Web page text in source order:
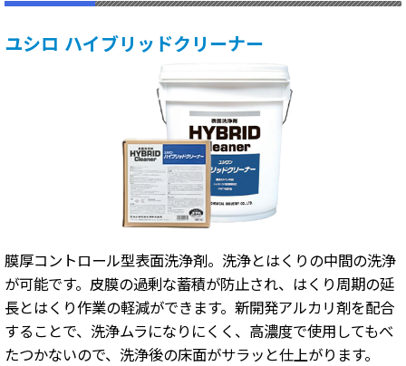
ユシロ ハイブリッドクリーナー
膜厚コントロール型表面洗浄剤。洗浄とはくりの中間の洗浄
が可能です。皮膜の過剰な蓄積が防止され、はくり周期の延
長とはくり作業の軽減ができます。新開発アルカリ剤を配合
することで、洗浄ムラになりにくく、高濃度で使用してもべ
たつかないので、洗浄後の床面がサラッと仕上がります。